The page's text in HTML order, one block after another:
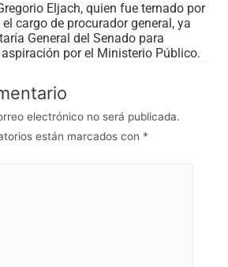
Eljach, quien fue ternado por
cargo de procurador general, ya
General del Senado para
por el Ministerio Público.
electrónico no será publicada.
están marcados con *